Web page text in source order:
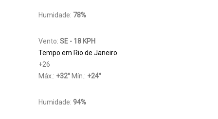
Humidade: 78%
Vento: SE - 18 KPH
Tempo em Rio de Janeiro
+26
Máx.: +32° Mín.: +24°
Humidade: 94%